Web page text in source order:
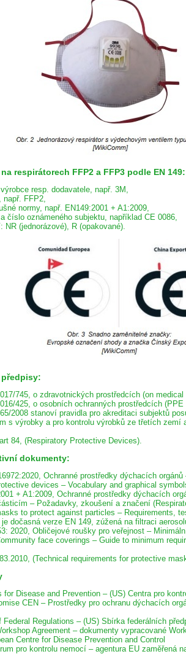
respirátorech FFP2 a FFP3 podle EN 149:
resp. dodavatele, např. 3M,
FFP2,
normy, např. EN149:2001 + A1:2009,
číslo oznámeného subjektu, například CE 0086,
NR (jednorázové), R (opakované).
745, o zdravotnických prostředcích (on medical
425, o osobních ochranných prostředcích (PPE
2008 stanoví pravidla pro akreditaci subjektů
s výrobky a pro kontrolu výrobků ze třetích zemí
84, (Respiratory Protective Devices).
dokumenty:
Ochranné prostředky dýchacích
devices – Vocabulary and graphical
+ A1:2009, Ochranné prostředky dýchacích
– Požadavky, zkoušení a značení
to protect against particles – Requirements,
je dočasná verze EN 149, zúžená na filtraci
2020, Obličejové roušky pro veřejnost –
face coverings – Guide to minimum
(Technical requirements for protective
for Disease and Prevention – (US) Centra pro
CEN – Prostředky pro ochranu dýchacích
Federal Regulations – (US) Sbírka federálních
Agreement – dokumenty vypracované
Centre for Disease Prevention and Control
pro kontrolu nemocí – agentura EU zaměřená